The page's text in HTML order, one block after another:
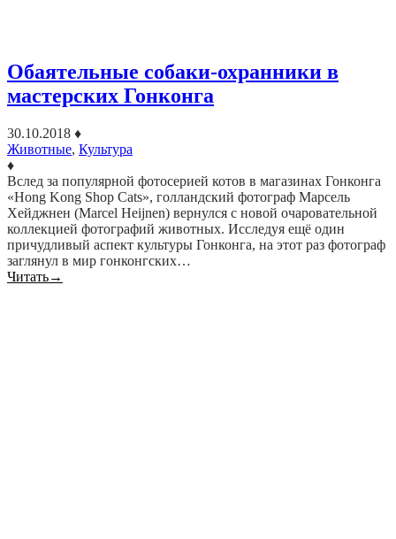
Обаятельные собаки-охранники в
мастерских Гонконга
30.10.2018 ♦
Животные, Культура
♦
Вслед за популярной фотосерией котов в магазинах Гонконга
«Hong Kong Shop Cats», голландский фотограф Марсель
Хейджнен (Marcel Heijnen) вернулся с новой очаровательной
коллекцией фотографий животных. Исследуя ещё один
причудливый аспект культуры Гонконга, на этот раз фотограф
заглянул в мир гонконгских…
Читать→